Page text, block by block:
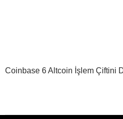
Coinbase 6 Altcoin İşlem Çiftini